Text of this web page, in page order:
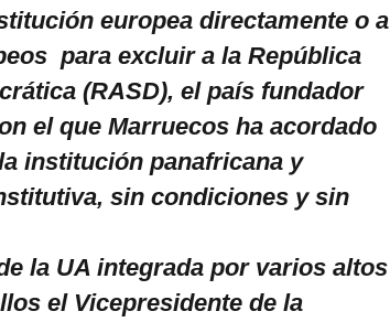
europea directamente o a
para excluir a la República
(RASD), el país fundador
el que Marruecos ha acordado
institución panafricana y
sin condiciones y sin
la UA integrada por varios altos
el Vicepresidente de la